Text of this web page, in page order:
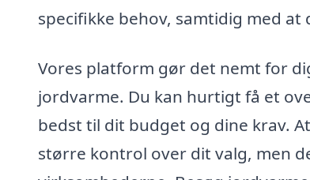
specifikke behov, samtidig med
Vores platform gør det nemt for
jordvarme. Du kan hurtigt få et
bedst til dit budget og dine krav.
større kontrol over dit valg, men